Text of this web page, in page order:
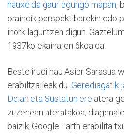
hauxe da gaur egungo mapan,
oraindik perspektibarekin edo
inork laguntzen digun.
1937ko ekainaren 6koa da.
Beste irudi hau Asier Sarasua
erabiltzaileak du. Gerediagatik
Deian eta Sustatun ere atera
zuzenean ateratakoa,
baizik. Google Earth erabilita